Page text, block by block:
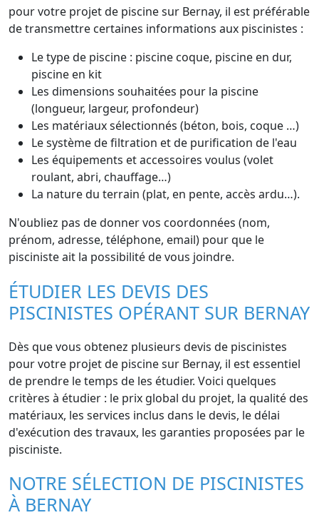
pour votre projet de piscine sur Bernay, il est préférable
de transmettre certaines informations aux piscinistes :
Le type de piscine : piscine coque, piscine en dur,
piscine en kit
Les dimensions souhaitées pour la piscine
(longueur, largeur, profondeur)
Les matériaux sélectionnés (béton, bois, coque …)
Le système de filtration et de purification de l'eau
Les équipements et accessoires voulus (volet
roulant, abri, chauffage…)
La nature du terrain (plat, en pente, accès ardu…).
N'oubliez pas de donner vos coordonnées (nom,
prénom, adresse, téléphone, email) pour que le
pisciniste ait la possibilité de vous joindre.
ÉTUDIER LES DEVIS DES
PISCINISTES OPÉRANT SUR BERNAY
Dès que vous obtenez plusieurs devis de piscinistes
pour votre projet de piscine sur Bernay, il est essentiel
de prendre le temps de les étudier. Voici quelques
critères à étudier : le prix global du projet, la qualité des
matériaux, les services inclus dans le devis, le délai
d'exécution des travaux, les garanties proposées par le
pisciniste.
NOTRE SÉLECTION DE PISCINISTES
À BERNAY